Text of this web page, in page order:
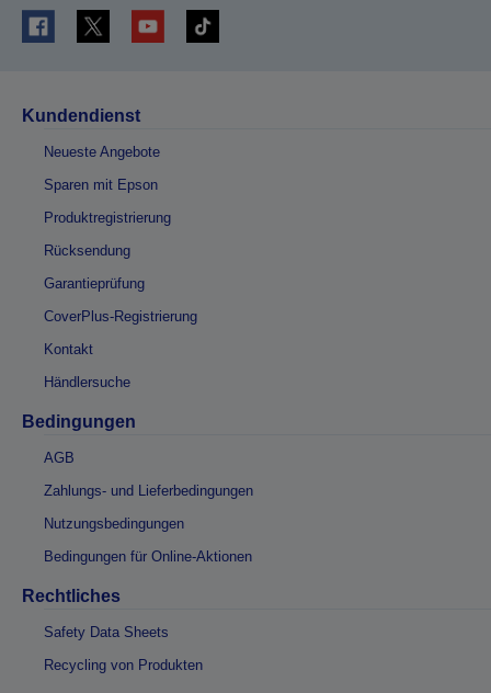
Kundendienst
Neueste Angebote
Sparen mit Epson
Produktregistrierung
Rücksendung
Garantieprüfung
CoverPlus-Registrierung
Kontakt
Händlersuche
Bedingungen
AGB
Zahlungs- und Lieferbedingungen
Nutzungsbedingungen
Bedingungen für Online-Aktionen
Rechtliches
Safety Data Sheets
Recycling von Produkten